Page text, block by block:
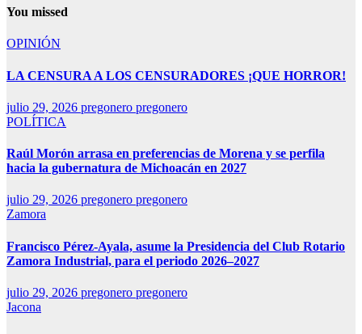
You missed
OPINIÓN
LA CENSURA A LOS CENSURADORES ¡QUE HORROR!
julio 29, 2026 pregonero pregonero
POLÍTICA
Raúl Morón arrasa en preferencias de Morena y se perfila
hacia la gubernatura de Michoacán en 2027
julio 29, 2026 pregonero pregonero
Zamora
Francisco Pérez-Ayala, asume la Presidencia del Club Rotario
Zamora Industrial, para el periodo 2026–2027
julio 29, 2026 pregonero pregonero
Jacona